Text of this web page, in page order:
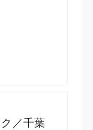
／千葉